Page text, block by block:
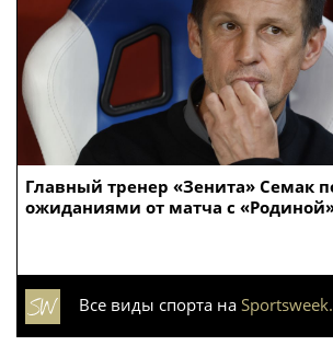
Главный тренер «Зенита» Семак
ожиданиями от матча с
Все виды спорта на